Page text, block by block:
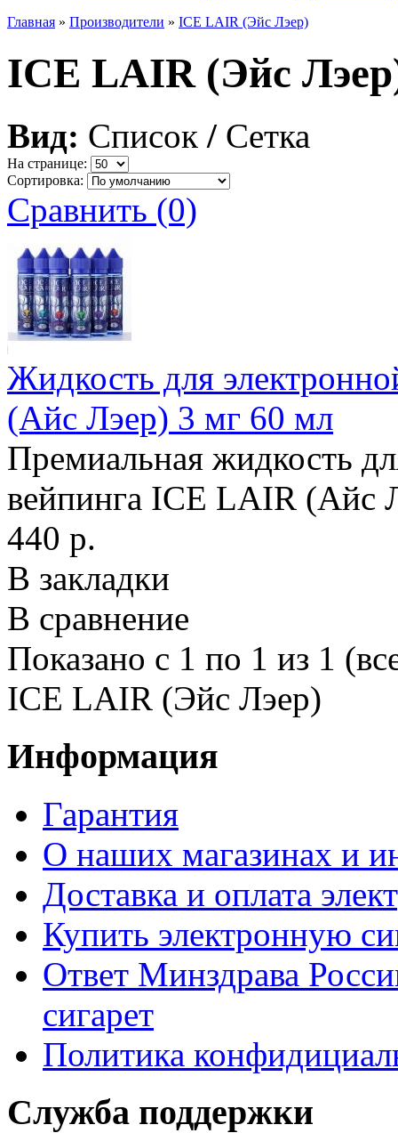
Главная » Производители » ICE LAIR (Эйс Лэер)
ICE LAIR (Эйс
Вид: Список / Сетка
На странице:
Сортировка:
Сравнить (0)
Жидкость для
(Айс Лэер) 3 мг 60 мл
Премиальная жидкость
вейпинга ICE LAIR (Айс
440 р.
В закладки
В сравнение
Показано с 1 по 1 из 1
ICE LAIR (Эйс Лэер)
Информация
Гарантия
О наших магазинах и
Доставка и оплата
Купить электронную
Ответ Минздрава
сигарет
Политика
Служба поддержки